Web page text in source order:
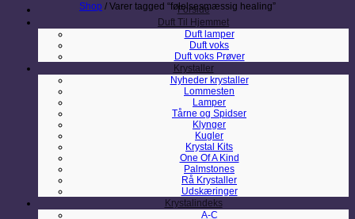
Forside
Duft Til Hjemmet
Duft lamper
Duft voks
Duft voks Prøver
Krystaller
Nyheder krystaller
Lommesten
Lamper
Tårne og Spidser
Klynger
Kugler
Krystal Kits
One Of A Kind
Palmstones
Rå Krystaller
Udskæringer
Krystalindeks
A-C
Shop / Varer tagged “følelsesmæssig healing”